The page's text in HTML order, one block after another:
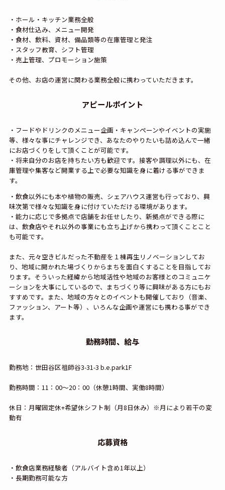
・ホール・キッチン業務全般
・食材仕込み、メニュー開発
・食材、飲料、資材、備品類等の在庫管理と発注
・スタッフ教育、シフト管理
・売上管理、プロモーション施策
その他、お店の運営に関わる業務全般に携わっていただきます。
アピールポイント
・フードやドリンクのメニュー企画・キャンペーンやイベントの実施
等、様々な事にチャレンジでき、あなたのやりたいも詰め込んで一緒
にお店づくりをして頂くことが可能です。
・将来自分のお店を持ちたい方も歓迎です。接客や調理以外にも、在
庫管理や集客など開業する上で必要な知識を身に着ける事ができま
す。
・飲食以外にも本や植物の販売、シェアハウス運営も行っており、興
味次第で様々な知識を身に付けていただける環境があります。
・能力に応じで多拠点で店舗をお任せしたり、新拠点ができる際に
は、飲食店やそれ以外の事業にも立ち上げから携わって頂くことこと
も可能です。
また、元々空きビルだった不動産を１棟再生リノベーションしてお
り、地域に開かれた場づくりからまちを面白くすることを目指してお
ります。そういった経緯から地域活性や地域のお客様とのコミュニケ
ーションを大事にしているので、まちづくり等に興味がある方にもお
すすめです。また、地域の方々とのイベントも開催しており（音楽、
ファッション、アート等）、いろんな企画や運営にも携わる事ができ
ます。
勤務時間、給与
勤務地：世田谷区祖師谷3-31-3 b.e.park1F
勤務時間：11：00～20：00（休憩1時間、実働8時間）
休日：月曜固定休+希望休シフト制（月8日休み）※月により若干の変
動有
応募資格
・飲食店業務経験者（アルバイト含め1年以上）
・長期勤務可能な方